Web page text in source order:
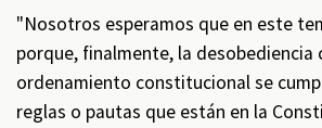
"Nosotros esperamos que en este
porque, finalmente, la desobediencia
ordenamiento constitucional se
reglas o pautas que están en la